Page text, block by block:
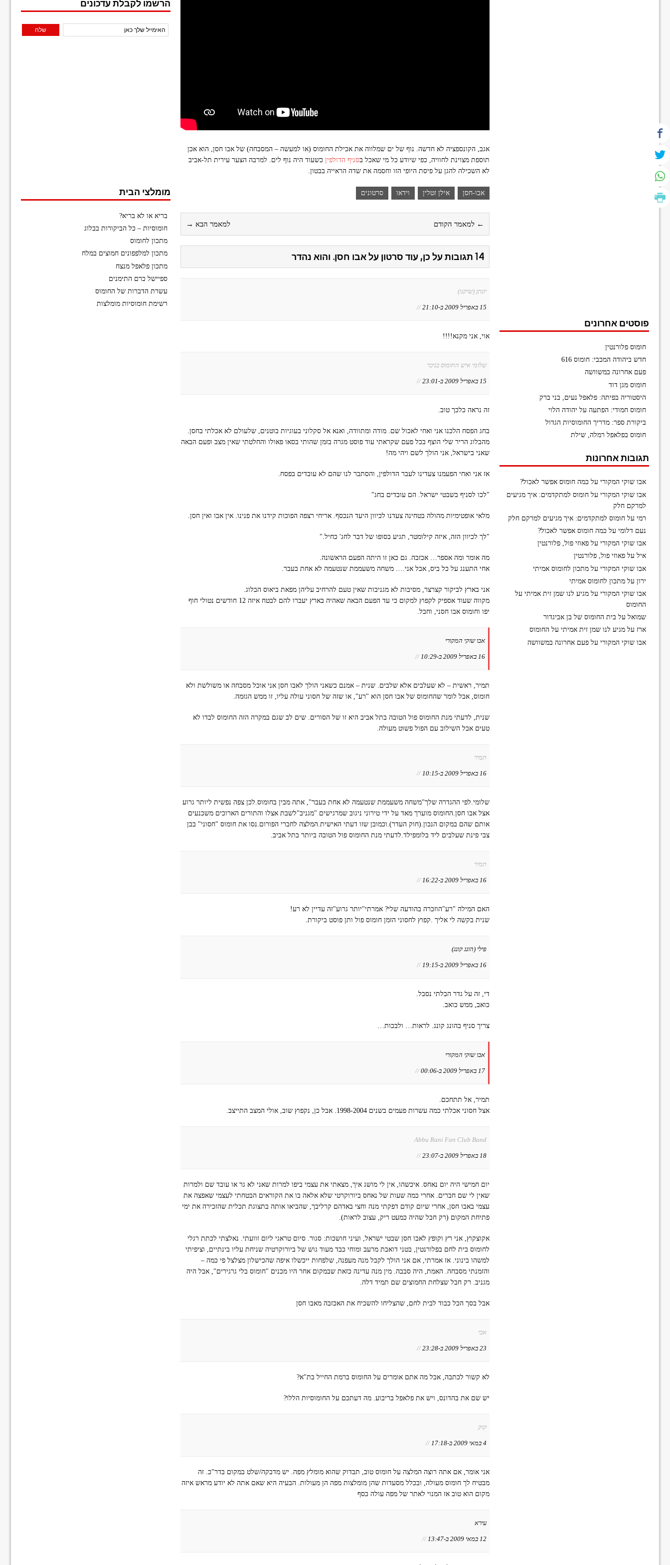
אגב, הקונספציה לא חדשה. נוף של ים שמלווה את אכילת החומוס (או למעשה – המסבחה) של אבו חסן, הוא אכן
תוספת מצוינת לחוויה, כפי שיודע כל מי שאכל בסניף הדולפין כשעוד היה נוף לים. למרבה הצער עירית תל-אביב
לא השכילה להגן על פיסת היופי הזו וחסמה את שדה הראייה בבטון.
אבו-חסן אילן זטלין וידאו סרטונים
← למאמר הקודם למאמר הבא →
14 תגובות על כן, עוד סרטון על אבו חסן. והוא נהדר
יונתן (שיקגו)
15 באפריל 2009 ב-21:10 //
אוי, אני מקנא!!!!
שלומי איש החומוס בניכר
15 באפריל 2009 ב-23:01 //
זה נראה כלכך טוב.
בחג הפסח הלכנו אני ואחי לאכול שם. מודה ומתוודה, ואנא אל סקלוני בעוגיות בוטנים, שלעולם לא אכלתי בחסן.
מהבלוג הריר שלי הוצף בכל פעם שקראתי עוד פוסט מגרה בזמן שהותי בסאו פאולו והחלטתי שאין מצב ופעם הבאה
שאני בישראל, אני הולך לשם ויהי מה!
אז אני ואחי הפעמנו צעדינו לעבר הדולפין, והסתבר לנו שהם לא עובדים בפסח.
"לכו לסניף בשבטי ישראל. הם עובדים בחג"
מלאי אופטימיות מהולה בטחינה צעדנו לכיוון היעד הנכסף. אריחי רצפה הפוכות קידנו את פנינו. אין אבו ואין חסן.
"לך לכיוון הזה, איזה קילומטר, תגיע בסופו של דבר לחג' כחיל."
מה אומר ומה אספר… אכזבה. גם כאן זו היתה הפעם הראשונה.
אחי התענג על כל ביס, אבל אני…. משחה משעממת שנטעמה לא אחת בעבר.
אני בארץ לביקור קצרצר, מסיבות לא מגניבות שאין טעם להרחיב עליהן מפאת ביאוס הבלוג.
מקווה שעוד אספיק לקפוץ למקום כי עד הפעם הבאה שאהיה בארץ יעברו להם לבטח איזה 12 חודשים נטולי חוף
יפו וחומוס אבו חסני, וחבל.
אבו שוקי המקורי
16 באפריל 2009 ב-10:29 //
תמיר, ראשית – לא שעלבים אלא שלבים. שנית – אמנם כשאני הולך לאבו חסן אני אוכל מסבחה או משולשת ולא
חומוס, אבל לומר שהחומוס של אבו חסן הוא "רע", או שזה של חסוני עולה עליו, זו ממש הגזמה.
שנית, לדעתי מנת החומוס פול הטובה בתל אביב היא זו של הסורים. שים לב שגם במקרה הזה החומוס לבדו לא
טעים אבל השילוב עם הפול פשוט מעולה.
תמיר
16 באפריל 2009 ב-10:15 //
שלומי.לפי ההגדרה שלך"משחה משעממת שנטעמה לא אחת בעבר", אתה מבין בחומוס.לכן צפה נפשית ליותר גרוע
אצל אבו חסן.החומוס מוערך מאד על ידי טירוני ניגוב שמרגישים "מגניב"לשבת אצלו והתורים הארוכים משכנעים
אותם שהם במקום הנכון.(חוק העדר).וכמובן שזו דעתי האישית.המלצה לחברי הפורום.נסו את חומוס "חסוני" בבן
צבי פינת שעלבים ליד בלומפילד.לדעתי מנת החומוס פול הטובה ביותר בתל אביב.
תמיר
16 באפריל 2009 ב-16:22 //
האם המילה "רע"הוזכרה בהודעה שלי? אמרתי"יותר גרוע"זה עדיין לא רע!
שנית בקשה לי אליך .קפוץ לחסוני הזמן חומוס פול ותן פוסט ביקורת.
פילי (הונג קונג)
16 באפריל 2009 ב-19:15 //
די, זה על גדר הבלתי נסבל.
כואב, ממש כואב.
צריך סניף בהונג קונג. לראות… ולבכות…
אבו שוקי המקורי
17 באפריל 2009 ב-00:06 //
תמיר, אל תתחכם.
אצל חסוני אכלתי כמה עשרות פעמים בשנים 1998-2004. אבל כן, נקפוץ שוב, אולי המצב התייצב.
Abbu Rani Fan Club Band
18 באפריל 2009 ב-23:07 //
יום חמישי היה יום נאחס. איכשהו, אין לי מושג איך, מצאתי את עצמי ביפו למרות שאני לא גר או עובד שם ולמרות
שאין לי שם חברים. אחרי כמה שעות של נאחס ביורוקרטי שלא אלאה בו את הקוראים הבטחתי לעצמי שאפצה את
עצמי באבו חסן, אחרי שיום קודם דפקתי מנה וחצי באדהם קרליבך, שהביאו אותה בתצוגת תכלית שהזכירה את ימי
פתיחת המקום (רק חבל שהיה כמעט ריק, עצוב לראות).
אקוצקוץ, אני רץ וקופץ לאבו חסן שבטי ישראל, ועיני חושכות: סגור. סיום טראגי ליום זוועתי. נאלצתי לכתת רגלי
לחומוס בית לחם בפלורנטין, בטני דואבת מרעב ומוחי כבד מעוד גוש של ביורוקרטיה שניחת עליו בינתיים, וציפיתי
למשהו בינוני. אז אמרתי, אם אני הולך לקבל מנה מעפנה, שלפחות ייכשלו איפה שהכישלון מצלצל פי כמה –
והזמנתי מסבחה. האמת, היה סבבה. מין מנה עדינה כזאת שבמקום אחר היו מכנים "חומוס בלי גרגירים", אבל היה
מגניב. רק חבל שצלחת החמוצים שם תמיד דלה.
אבל בסך הכל כבוד לבית לחם, שהצליחו להשכיח את האכזבה מאבו חסן
אבי
23 באפריל 2009 ב-23:28 //
לא קשור לכתבה, אבל מה אתם אומרים על החומוס ברמת החייל בת"א?
יש שם את בהדונס, ויש את פלאפל בריבוע. מה דעתכם על החומוסיות הללו?
קוק
4 במאי 2009 ב-17:18 //
אני אומר, אם אתה רוצה המלצה על חומוס טוב, תבדוק שהוא מומלץ מפה. יש מדבקה/שלט במקום בדר"כ. זה
מבטיח לך חומוס מעולה, ובכלל מסעדות שהן מומלצות מפה הן מעולות. הבעיה היא שאם אתה לא יודע מראש איזה
מקום הוא טוב אז המנוי לאתר של מפה עולה כסף
עירא
12 במאי 2009 ב-13:47 //
פוסטים אחרונים
חומוס פלורנטין
חדש ביהודה המכבי: חומוס 616
פעם אחרונה במשוושה
חומוס מגן דוד
היסטוריה בפיתה: פלאפל נעים, בני ברק
חומוס חמודי: הפתעה על יהודה הלוי
ביקורת ספר: מדריך החומוסיות הגדול
חומוס בפלאפל רמלה, שילת
תגובות אחרונות
אבו שוקי המקורי על כמה חומוס אפשר לאכול?
אבו שוקי המקורי עלחומוס למתקדמים: איך מגיעים
למרקם חלק
רמי עלחומוס למתקדמים: איך מגיעים למרקם חלק
נעם דלומי על כמה חומוס אפשר לאכול?
אבו שוקי המקורי עלפאוזי פול, פלורנטין
איל עלפאוזי פול, פלורנטין
אבו שוקי המקורי עלמתכון לחומוס אמיתי
ירון עלמתכון לחומוס אמיתי
אבו שוקי המקורי עלמגיע לנו שמן זית אמיתי על
החומוס
שמואל על בית החומוס של בן אביגדור
ארז עלמגיע לנו שמן זית אמיתי על החומוס
אבו שוקי המקורי עלפעם אחרונה במשוושה
הרשמו לקבלת עדכונים
מומלצי הבית
בריא או לא בריא?
חומוסיות – כל הביקורות בבלוג
מתכון לחומוס
מתכון למלפפונים חמוצים במלח
מתכון פלאפל מנצח
ספיישל כרם התימנים
עשרת הדברות של החומוס
רשימת חומוסיות מומלצות